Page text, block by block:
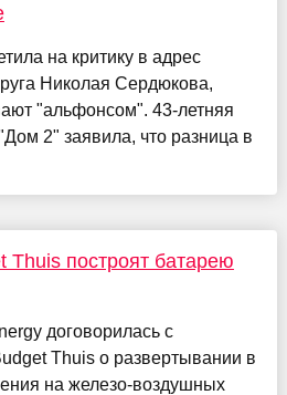
на критику в адрес
Николая Сердюкова,
"альфонсом". 43-летняя
2" заявила, что разница в
Thuis построят батарею
договорилась с
Thuis о развертывании в
на железо-воздушных